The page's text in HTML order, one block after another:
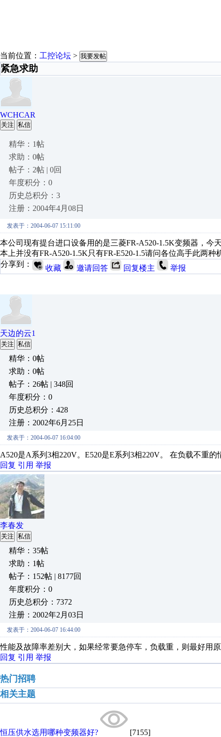
当前位置： 工控论坛 > 我要发帖
紧急求助
WCHCAR
关注 私信
精华：1帖
求助：0帖
帖子：2帖 | 0回
年度积分：0
历史总积分：3
注册：2004年4月08日
发表于：2004-06-07 15:11:00
本公司现有提台进口设备用的是三菱FR-A520-1.5K变频器，
本上并没有FR-A520-1.5K只有FR-E520-1.5请问各位高手此两
分享到：
收藏 邀请回答 回复楼主 举报
天边的云1
关注 私信
精华：0帖
求助：0帖
帖子：26帖 | 348回
年度积分：0
历史总积分：428
注册：2002年6月25日
发表于：2004-06-07 16:04:00
A520是A系列3相220V。E520是E系列3相220V。 在负载不重
回复 引用 举报
李春发
关注 私信
精华：35帖
求助：1帖
帖子：152帖 | 8177回
年度积分：0
历史总积分：7372
注册：2002年2月03日
发表于：2004-06-07 16:44:00
性能及故障率差别大，如果经常要急停车，负载重，则最好用
回复 引用 举报
热门招聘
相关主题
恒压供水选用哪种变频器好? [7155]